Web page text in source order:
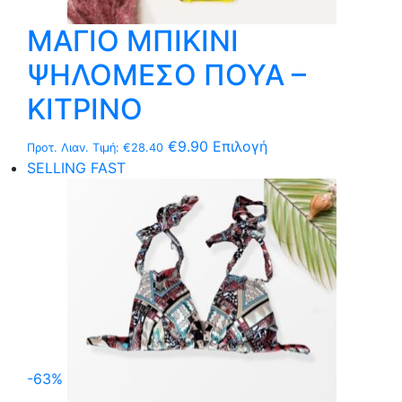
ΜΑΓΙΟ ΜΠΙΚΙΝΙ
ΨΗΛΟΜΕΣΟ ΠΟΥΑ –
ΚΙΤΡΙΝΟ
Προτ. Λιαν. Τιμή: €28.40 €9.90 ΕπιλογήΑυτό
προϊόν
έχει
πολλαπλές
παραλλαγές.
Οι
επιλογές
μπορούν
να
επιλεγούν
SELLING FAST
-63%